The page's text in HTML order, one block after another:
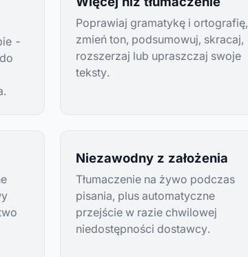
-
Poprawiaj gramatykę i ortografię,
zmień ton, podsumowuj, skracaj,
rozszerzaj lub upraszczaj swoje
teksty.
Niezawodny z założenia
Tłumaczenie na żywo podczas
pisania, plus automatyczne
przejście w razie chwilowej
niedostępności dostawcy.